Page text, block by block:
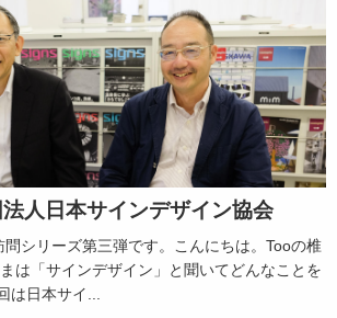
人日本サインデザイン協会
シリーズ第三弾です。こんにちは。Tooの椎
は「サインデザイン」と聞いてどんなことを
は日本サイ...